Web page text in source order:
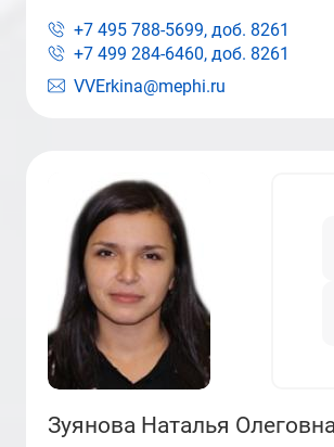
VVErkina@mephi.ru
+7 495 788-5699, доб. 8261
+7 499 284-6460, доб. 8261
Зуянова Наталья